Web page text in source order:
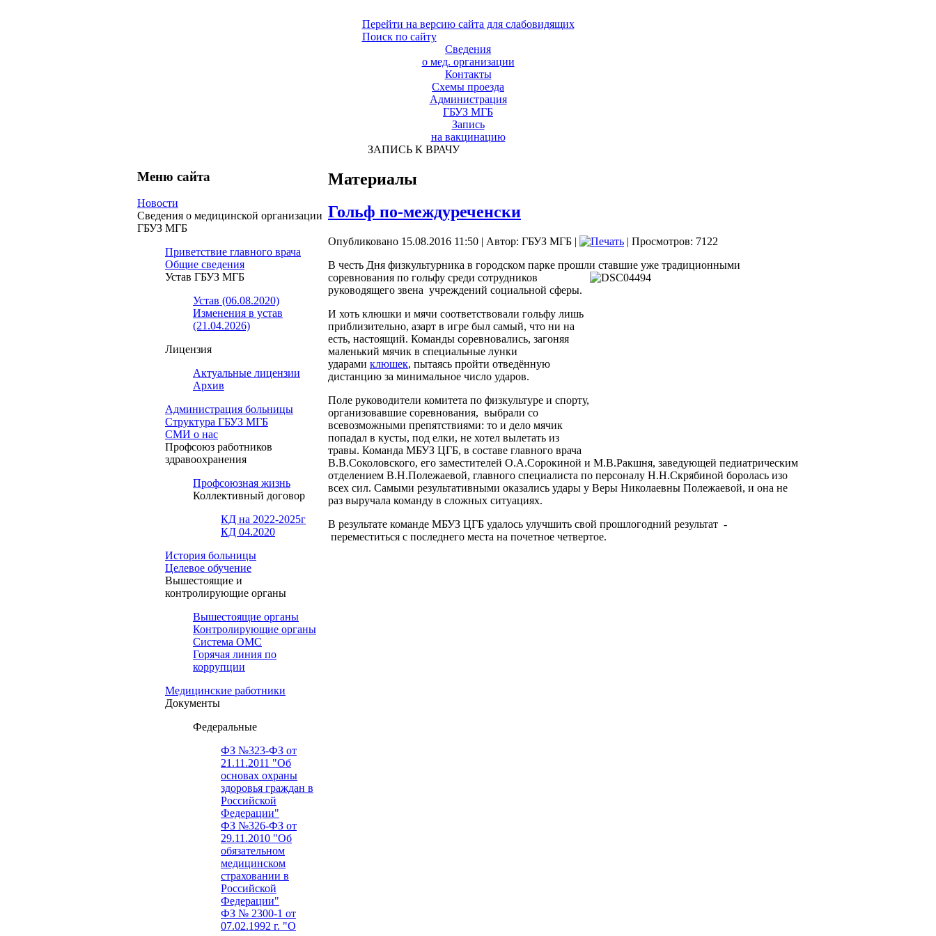
Перейти на версию сайта для слабовидящих
Поиск по сайту
Сведения
о мед. организации
Контакты
Схемы проезда
Администрация
ГБУЗ МГБ
Запись
на вакцинацию
ЗАПИСЬ К ВРАЧУ
Меню сайта
Новости
Сведения о медицинской организации
ГБУЗ МГБ
Приветствие главного врача
Общие сведения
Устав ГБУЗ МГБ
Устав (06.08.2020)
Изменения в устав
(21.04.2026)
Лицензия
Актуальные лицензии
Архив
Администрация больницы
Структура ГБУЗ МГБ
СМИ о нас
Профсоюз работников
здравоохранения
Профсоюзная жизнь
Коллективный договор
КД на 2022-2025г
КД 04.2020
История больницы
Целевое обучение
Вышестоящие и
контролирующие органы
Вышестоящие органы
Контролирующие органы
Система ОМС
Горячая линия по
коррупции
Медицинские работники
Документы
Федеральные
ФЗ №323-ФЗ от
21.11.2011 "Об
основах охраны
здоровья граждан в
Российской
Федерации"
ФЗ №326-ФЗ от
29.11.2010 "Об
обязательном
медицинском
страховании в
Российской
Федерации"
ФЗ № 2300-1 от
07.02.1992 г. "О
Материалы
Гольф по-междуреченски
Опубликовано 15.08.2016 11:50 | Автор: ГБУЗ МГБ |
| Просмотров: 7122
В честь Дня физкультурника в городском парке прошли ставшие уже традиционными
соревнования по гольфу среди сотрудников
руководящего звена учреждений социальной сферы.
И хоть клюшки и мячи соответствовали гольфу лишь
приблизительно, азарт в игре был самый, что ни на
есть, настоящий. Команды соревновались, загоняя
маленький мячик в специальные лунки
ударами клюшек, пытаясь пройти отведённую
дистанцию за минимальное число ударов.
Поле руководители комитета по физкультуре и спорту,
организовавшие соревнования, выбрали со
всевозможными препятствиями: то и дело мячик
попадал в кусты, под елки, не хотел вылетать из
травы. Команда МБУЗ ЦГБ, в составе главного врача
В.В.Соколовского, его заместителей О.А.Сорокиной и М.В.Ракшня, заведующей педиатрическим
отделением В.Н.Полежаевой, главного специалиста по персоналу Н.Н.Скрябиной боролась изо
всех сил. Самыми результативными оказались удары у Веры Николаевны Полежаевой, и она не
раз выручала команду в сложных ситуациях.
В результате команде МБУЗ ЦГБ удалось улучшить свой прошлогодний результат -
переместиться с последнего места на почетное четвертое.